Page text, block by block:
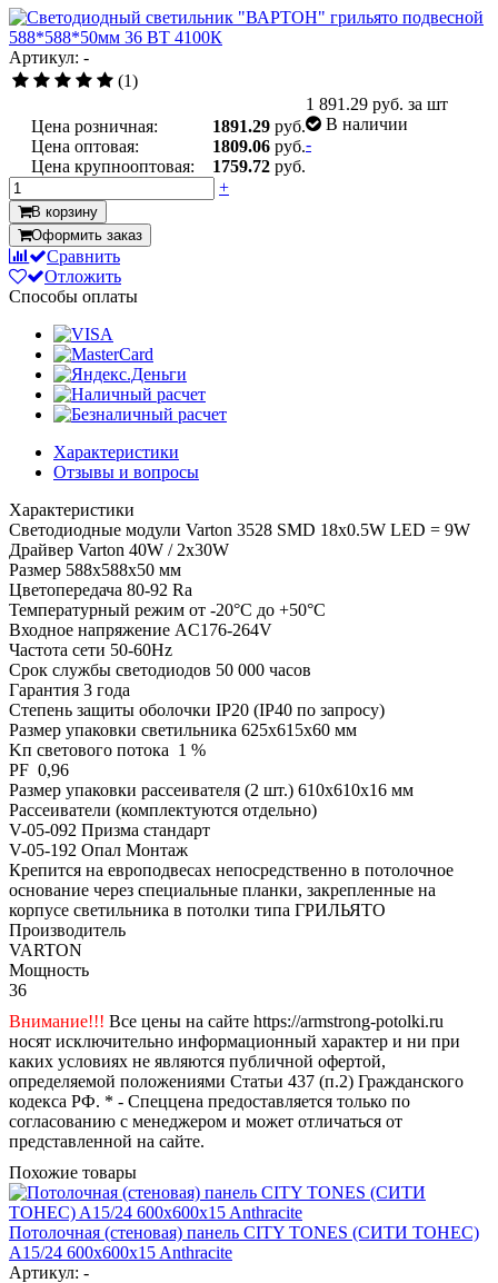
Артикул: -
(1)
Цена розничная: 1891.29 руб.
Цена оптовая:
1809.06 руб.
Цена крупнооптовая:
1759.72 руб.
1 891.29 руб. за шт
В наличии
-
+
В корзину
Оформить заказ
Сравнить
Отложить
Способы оплаты
Характеристики
Отзывы и вопросы
Характеристики
Светодиодные модули Varton 3528 SMD 18х0.5W LED = 9W
Драйвер Varton 40W / 2х30W
Размер 588х588х50 мм
Цветопередача 80-92 Ra
Температурный режим от -20°С до +50°С
Входное напряжение AC176-264V
Частота сети 50-60Hz
Срок службы светодиодов 50 000 часов
Гарантия 3 года
Степень защиты оболочки IP20 (IP40 по запросу)
Размер упаковки светильника 625х615х60 мм
Kп светового потока 1 %
PF 0,96
Размер упаковки рассеивателя (2 шт.) 610х610х16 мм
Рассеиватели (комплектуются отдельно)
V-05-092 Призма стандарт
V-05-192 Опал Монтаж
Крепится на европодвесах непосредственно в потолочное
основание через специальные планки, закрепленные на
корпусе светильника в потолки типа ГРИЛЬЯТО
Производитель
VARTON
Мощность
36
Внимание!!! Все цены на сайте https://armstrong-potolki.ru
носят исключительно информационный характер и ни при
каких условиях не являются публичной офертой,
определяемой положениями Статьи 437 (п.2) Гражданского
кодекса РФ. * - Спеццена предоставляется только по
согласованию с менеджером и может отличаться от
представленной на сайте.
Похожие товары
Потолочная (стеновая) панель CITY TONES (CИТИ ТОНЕС)
A15/24 600x600x15 Anthracite
Артикул: -